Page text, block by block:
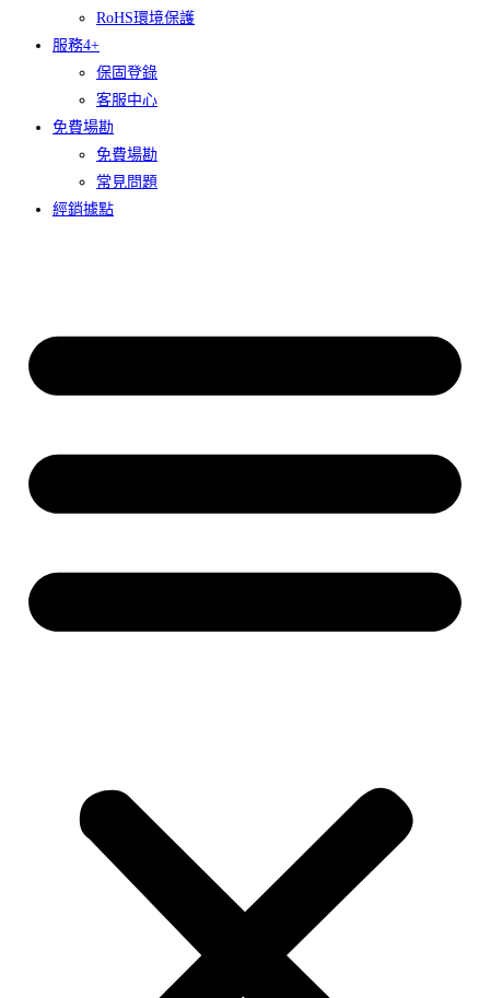
RoHS環境保護
服務4+
保固登錄
客服中心
免費場勘
免費場勘
常見問題
經銷據點